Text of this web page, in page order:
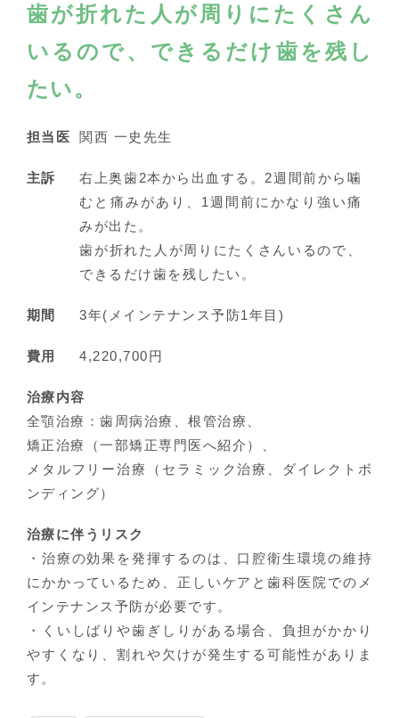
歯が折れた人が周りにたくさん
いるので、できるだけ歯を残し
たい。
担当医 関西 一史先生
主訴
右上奥歯2本から出血する。2週間前から噛
むと痛みがあり、1週間前にかなり強い痛
みが出た。
歯が折れた人が周りにたくさんいるので、
できるだけ歯を残したい。
期間 3年(メインテナンス予防1年目)
費用 4,220,700円
治療内容
全顎治療：歯周病治療、根管治療、
矯正治療（一部矯正専門医へ紹介）、
メタルフリー治療（セラミック治療、ダイレクトボ
ンディング）
治療に伴うリスク
・治療の効果を発揮するのは、口腔衛生環境の維持
にかかっているため、正しいケアと歯科医院でのメ
インテナンス予防が必要です。
・くいしばりや歯ぎしりがある場合、負担がかかり
やすくなり、割れや欠けが発生する可能性がありま
す。